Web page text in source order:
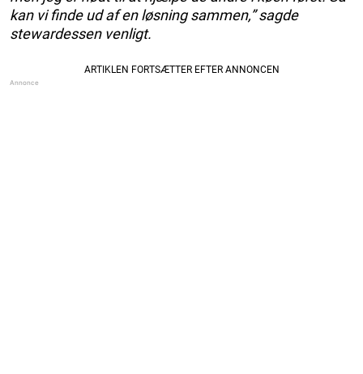
kan vi finde ud af en løsning sammen,” sagde
stewardessen venligt.